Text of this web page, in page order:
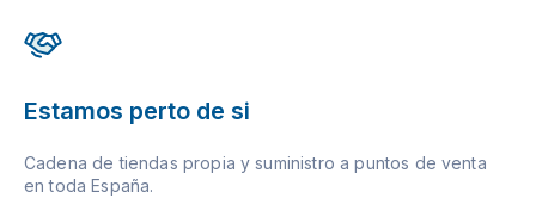
Estamos perto de si
Cadena de tiendas propia y suministro a puntos de venta
en toda España.